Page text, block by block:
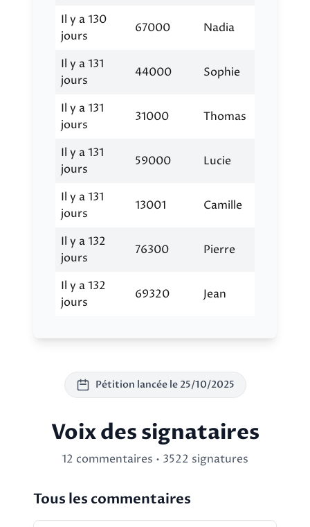
Il y a 130
jours
67000 Nadia
Il y a 131
jours
44000 Sophie
Il y a 131
jours
31000 Thomas
Il y a 131
jours
59000 Lucie
Il y a 131
jours
13001 Camille
Il y a 132
jours
76300 Pierre
Il y a 132
jours
69320 Jean
Pétition lancée le 25/10/2025
Voix des signataires
12 commentaires • 3522 signatures
Tous les commentaires